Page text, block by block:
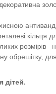
кільця
розмірів
обрешітку,
дітей.